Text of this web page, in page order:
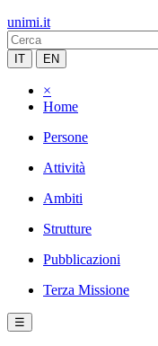
unimi.it
IT EN
×
Home
Persone
Attività
Ambiti
Strutture
Pubblicazioni
Terza Missione
☰